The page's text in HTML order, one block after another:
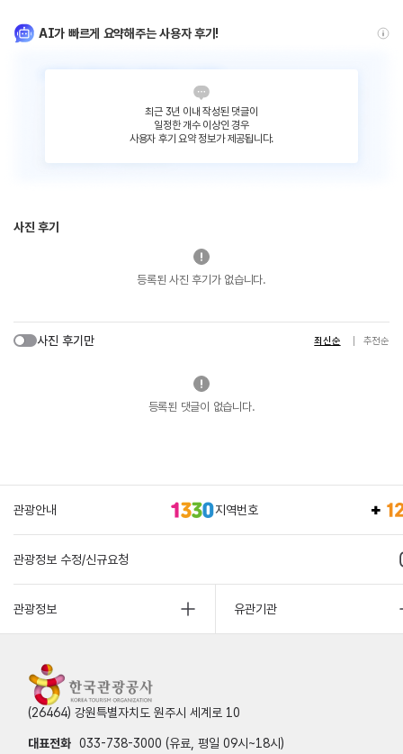
AI가 빠르게 요약해주는 사용자 후기!
최근 3년 이내 작성된 댓글이
일정한 개수 이상인 경우
사용자 후기 요약 정보가 제공됩니다.
사진 후기
등록된 사진 후기가 없습니다.
사진 후기만 최신순 추천순
등록된 댓글이 없습니다.
관광안내 지역번호
관광정보 수정/신규요청
관광정보 유관기관
(26464) 강원특별자치도 원주시 세계로 10
대표전화 033-738-3000 (유료, 평일 09시~18시)